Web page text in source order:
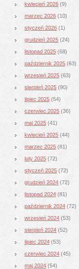
kwiecień 2026 (9)
marzec 2026 (10)
styczeń 2026 (1)
grudzień 2025 (24)
listopad 2025 (68)
październik 2025 (63)
wrzesień 2025 (63)
sierpień 2025 (90)
lipiec 2025 (54)
czerwiec 2025 (36)
maj 2025 (41)
kwiecień 2025 (44)
marzec 2025 (81)
luty 2025 (72)
styczeń 2025 (72)
grudzień 2024 (72)
listopad 2024 (81)
październik 2024 (72)
wrzesień 2024 (53)
sierpień 2024 (52)
lipiec 2024 (53)
czerwiec 2024 (45)
maj 2024 (54)